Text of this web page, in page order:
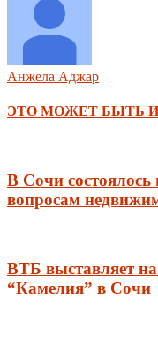
Анжела Аджар
ЭТО МОЖЕТ БЫТЬ
В Сочи состоялось
вопросам
ВТБ выставляет
“Камелия” в Сочи